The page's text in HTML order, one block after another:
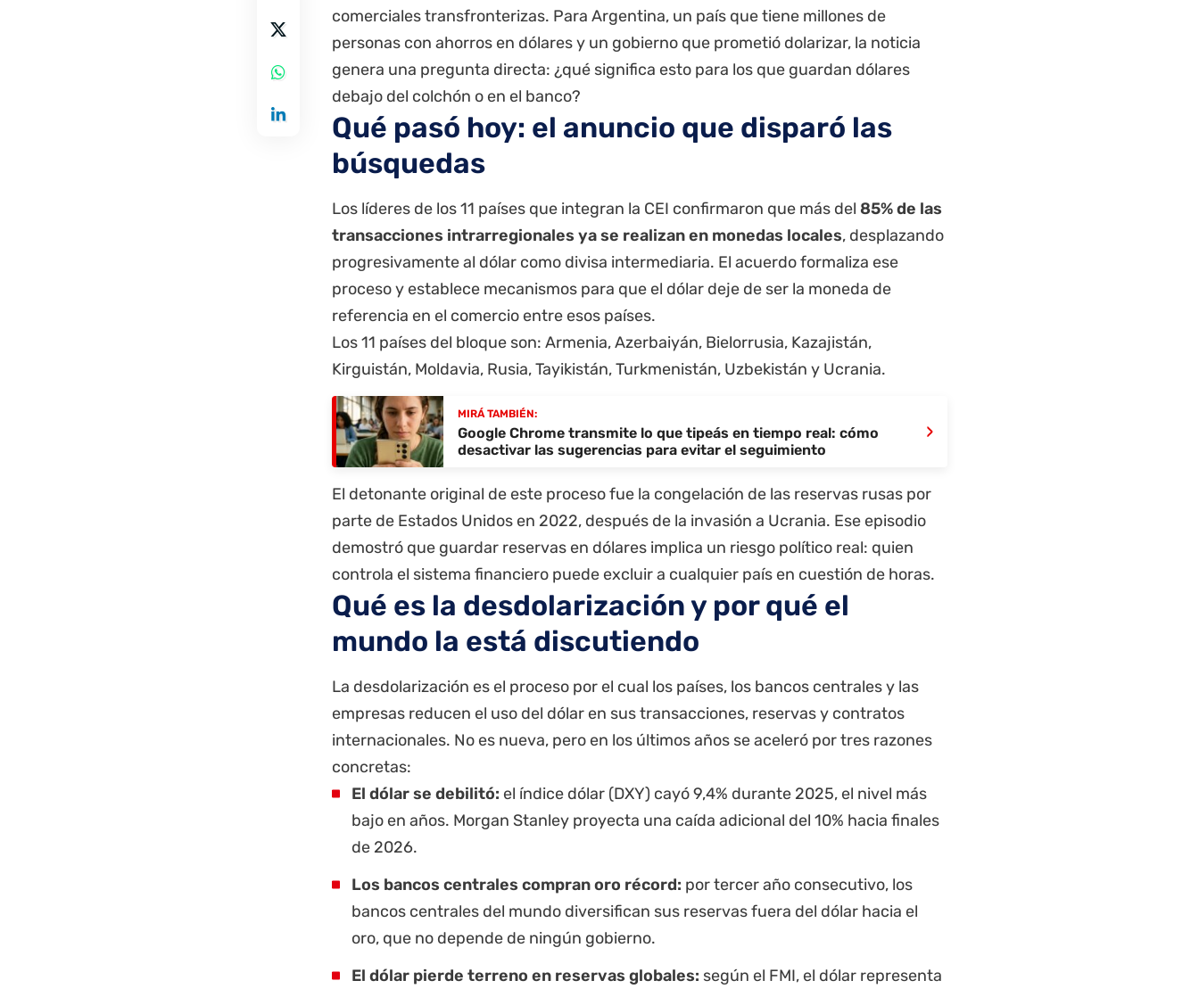
comerciales transfronterizas. Para Argentina, un país que tiene millones de
personas con ahorros en dólares y un gobierno que prometió dolarizar, la noticia
genera una pregunta directa: ¿qué significa esto para los que guardan dólares
debajo del colchón o en el banco?
Qué pasó hoy: el anuncio que disparó las
búsquedas
Los líderes de los 11 países que integran la CEI confirmaron que más del 85% de las
transacciones intrarregionales ya se realizan en monedas locales, desplazando
progresivamente al dólar como divisa intermediaria. El acuerdo formaliza ese
proceso y establece mecanismos para que el dólar deje de ser la moneda de
referencia en el comercio entre esos países.
Los 11 países del bloque son: Armenia, Azerbaiyán, Bielorrusia, Kazajistán,
Kirguistán, Moldavia, Rusia, Tayikistán, Turkmenistán, Uzbekistán y Ucrania.
MIRÁ TAMBIÉN:
Google Chrome transmite lo que tipeás en tiempo real: cómo
desactivar las sugerencias para evitar el seguimiento
›
El detonante original de este proceso fue la congelación de las reservas rusas por
parte de Estados Unidos en 2022, después de la invasión a Ucrania. Ese episodio
demostró que guardar reservas en dólares implica un riesgo político real: quien
controla el sistema financiero puede excluir a cualquier país en cuestión de horas.
Qué es la desdolarización y por qué el
mundo la está discutiendo
La desdolarización es el proceso por el cual los países, los bancos centrales y las
empresas reducen el uso del dólar en sus transacciones, reservas y contratos
internacionales. No es nueva, pero en los últimos años se aceleró por tres razones
concretas:
El dólar se debilitó: el índice dólar (DXY) cayó 9,4% durante 2025, el nivel más
bajo en años. Morgan Stanley proyecta una caída adicional del 10% hacia finales
de 2026.
Los bancos centrales compran oro récord: por tercer año consecutivo, los
bancos centrales del mundo diversifican sus reservas fuera del dólar hacia el
oro, que no depende de ningún gobierno.
El dólar pierde terreno en reservas globales: según el FMI, el dólar representa